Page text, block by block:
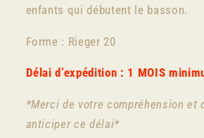
enfants qui débutent le basson.
Forme : Rieger 20
Délai d’expédition : 1 MOIS
*Merci de votre compréhension et
anticiper ce délai*